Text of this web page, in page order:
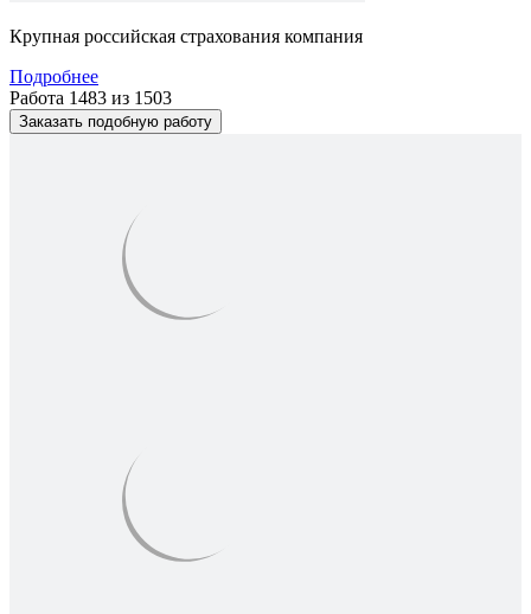
Крупная российская страхования компания
Подробнее
Работа 1483 из 1503
Заказать подобную работу